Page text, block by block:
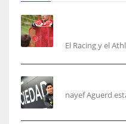
El Racing y el
nayef Aguerd